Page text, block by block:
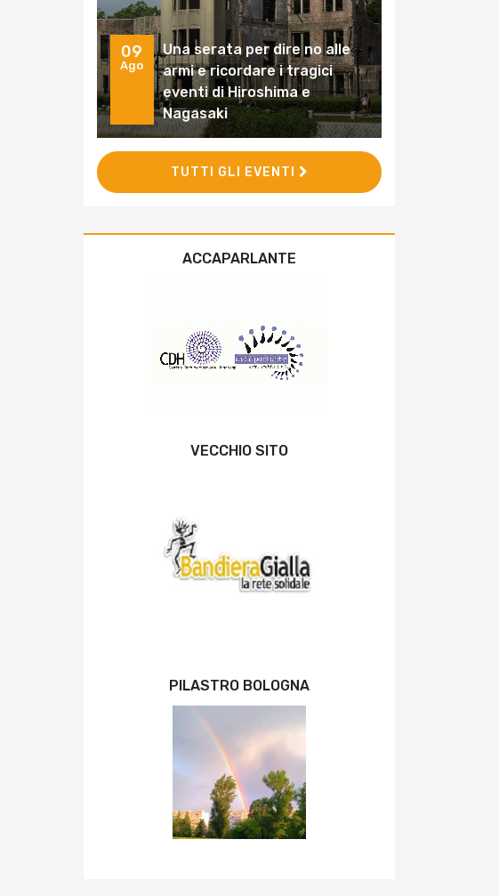
09
Ago
Una serata per dire no alle
armi e ricordare i tragici
eventi di Hiroshima e
Nagasaki
TUTTI GLI EVENTI
ACCAPARLANTE
VECCHIO SITO
PILASTRO BOLOGNA